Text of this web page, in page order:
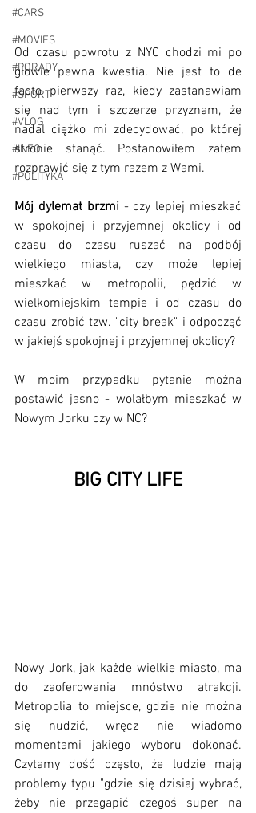
#CARS
#MOVIES
#PORADY
#SPORT
#VLOG
#INFO
#POLITYKA
Od czasu powrotu z NYC chodzi mi po
głowie pewna kwestia. Nie jest to de
facto pierwszy raz, kiedy zastanawiam
się nad tym i szczerze przyznam, że
nadal ciężko mi zdecydować, po której
stronie stanąć. Postanowiłem zatem
rozprawić się z tym razem z Wami.
Mój dylemat brzmi - czy lepiej mieszkać
w spokojnej i przyjemnej okolicy i od
czasu do czasu ruszać na podbój
wielkiego miasta, czy może lepiej
mieszkać w metropolii, pędzić w
wielkomiejskim tempie i od czasu do
czasu zrobić tzw. "city break" i odpocząć
w jakiejś spokojnej i przyjemnej okolicy?
W moim przypadku pytanie można
postawić jasno - wolałbym mieszkać w
Nowym Jorku czy w NC?
BIG CITY LIFE
Nowy Jork, jak każde wielkie miasto, ma
do zaoferowania mnóstwo atrakcji.
Metropolia to miejsce, gdzie nie można
się nudzić, wręcz nie wiadomo
momentami jakiego wyboru dokonać.
Czytamy dość często, że ludzie mają
problemy typu "gdzie się dzisiaj wybrać,
żeby nie przegapić czegoś super na